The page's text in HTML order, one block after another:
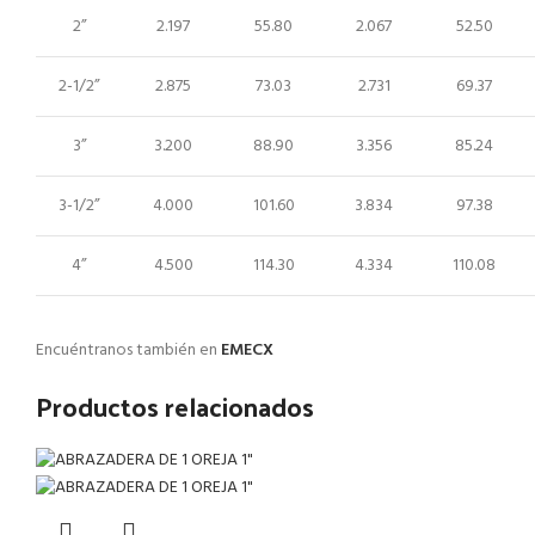
2” 2.197 55.80 2.067 52.50
2-1/2” 2.875 73.03 2.731 69.37
3” 3.200 88.90 3.356 85.24
3-1/2” 4.000 101.60 3.834 97.38
4” 4.500 114.30 4.334 110.08
Encuéntranos también en EMECX
Productos relacionados